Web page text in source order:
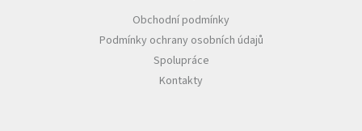
Obchodní podmínky
Podmínky ochrany osobních údajů
Spolupráce
Kontakty